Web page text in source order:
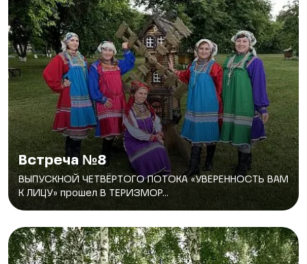
Встреча №8
ВЫПУСКНОЙ ЧЕТВЁРТОГО ПОТОКА «УВЕРЕННОСТЬ ВАМ
К ЛИЦУ» прошел В ТЕРИЗМОР...